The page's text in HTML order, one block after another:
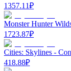
1357.11₽
Monster Hunter
1723.87₽
Cities: Skylines -
418.88₽